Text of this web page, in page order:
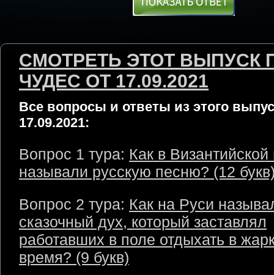
СМОТРЕТЬ ЭТОТ ВЫПУСК
ЧУДЕС ОТ 17.09.2021
Все вопросы и ответы из этого
17.09.2021:
Вопрос 1 тура: Как в
называли русскую песню? (12
Вопрос 2 тура: Как на Руси
сказочный дух, который заставлял
работавших в поле отдыхать в
время? (9 букв)